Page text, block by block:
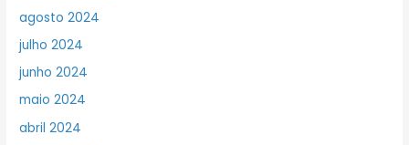
agosto 2024
julho 2024
junho 2024
maio 2024
abril 2024